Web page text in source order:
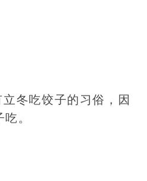
冬吃饺子的习俗，因
吃。